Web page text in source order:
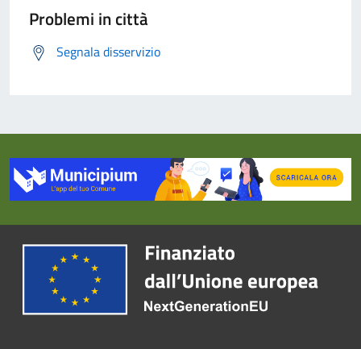
Problemi in città
Segnala disservizio